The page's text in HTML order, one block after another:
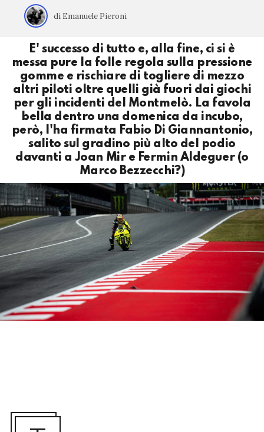
di Emanuele Pieroni
E' successo di tutto e, alla fine, ci si è
messa pure la folle regola sulla pressione
gomme e rischiare di togliere di mezzo
altri piloti oltre quelli già fuori dai giochi
per gli incidenti del Montmelò. La favola
bella dentro una domenica da incubo,
però, l'ha firmata Fabio Di Giannantonio,
salito sul gradino più alto del podio
davanti a Joan Mir e Fermin Aldeguer (o
Marco Bezzecchi?)